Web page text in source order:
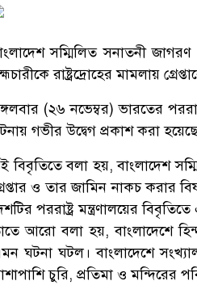
সম্মিলিত সনাতনী
রাষ্ট্রদ্রোহের মামলায়
(২৬ নভেম্বর) ভারতের
গভীর উদ্বেগ প্রকাশ করা
বিবৃতিতে বলা হয়, বাংলাদেশ
ও তার জামিন নাকচ করার
পররাষ্ট্র মন্ত্রণালয়ের
আরো বলা হয়, বাংলাদেশে
ঘটনা ঘটল। বাংলাদেশে
চুরি, প্রতিমা ও মন্দিরের